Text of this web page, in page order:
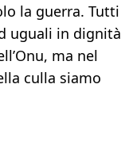
la guerra. Tutti
uguali in dignità
ma nel
culla siamo